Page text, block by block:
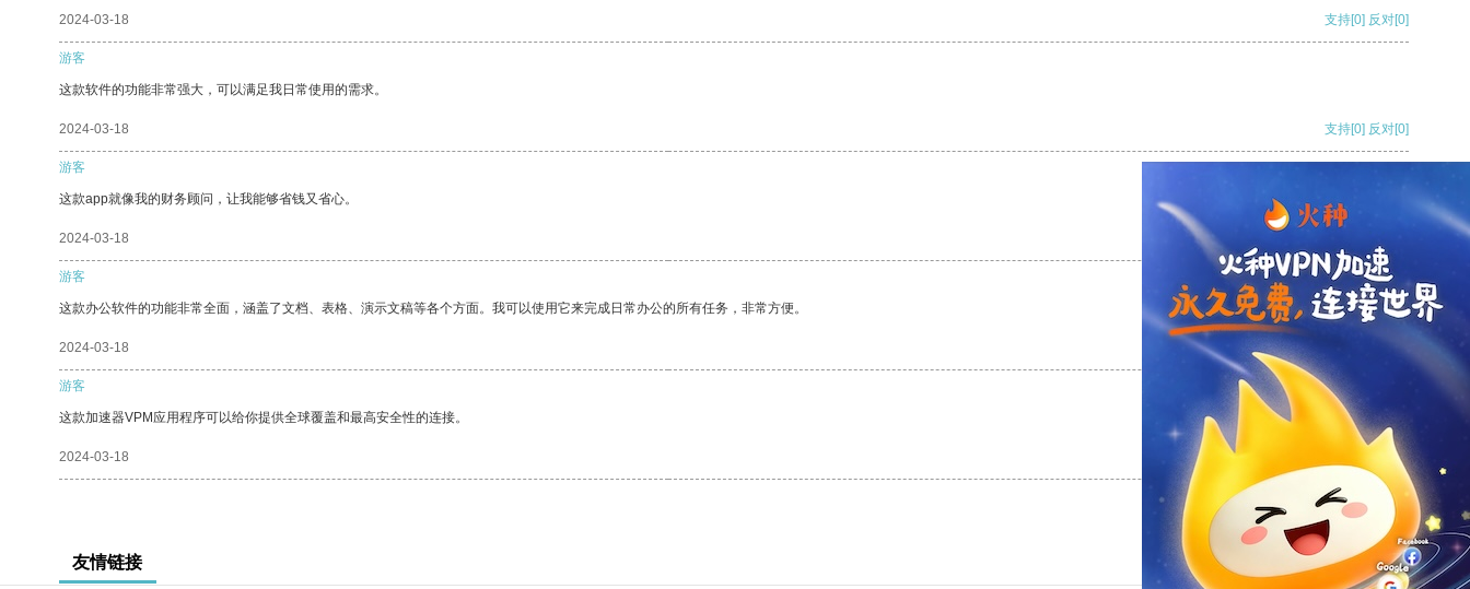
2024-03-18 支持[0] 反对[0]
游客
这款软件的功能非常强大，可以满足我日常使用的需求。
2024-03-18 支持[0] 反对[0]
游客
这款app就像我的财务顾问，让我能够省钱又省心。
2024-03-18
游客
这款办公软件的功能非常全面，涵盖了文档、表格、演示文稿等各个方面。我可以使用它来完成日常办公的所有任务，非常方便。
2024-03-18 反对
游客
这款加速器VPM应用程序可以给你提供全球覆盖和最高安全性的连接。
2024-03-18 反对[0]
友情链接